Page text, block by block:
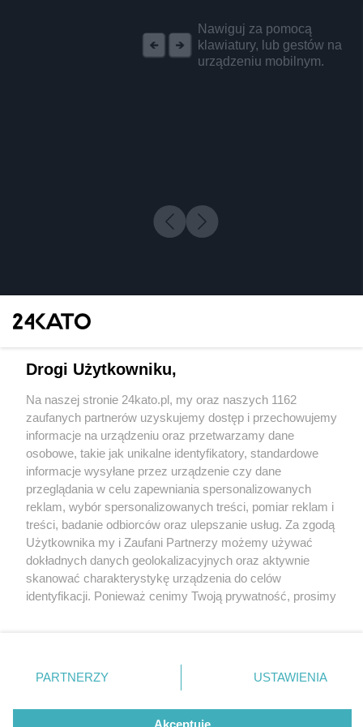
Nawiguj za pomocą
klawiatury, lub gestów na
urządzeniu mobilnym.
2 / 0
Wydawca mediów lokalnych
Nie zapomnij
zapoznać się z:
polityką prywatności regulamin korzystania z portali
Twojemiasto
Piekary Śląskie
Chorzów
Tarnowskie Góry
Gliwice
Skontakuj sięz nami
Kontakt
Wydawca
Redakcja
Drogi Użytkowniku,
Na naszej stronie 24kato.pl, my oraz naszych 1162
zaufanych partnerów uzyskujemy dostęp i przechowujemy
informacje na urządzeniu oraz przetwarzamy dane
osobowe, takie jak unikalne identyfikatory, standardowe
informacje wysyłane przez urządzenie czy dane
przeglądania w celu zapewniania spersonalizowanych
reklam, wybór spersonalizowanych treści, pomiar reklam i
treści, badanie odbiorców oraz ulepszanie usług. Za zgodą
Użytkownika my i Zaufani Partnerzy możemy używać
dokładnych danych geolokalizacyjnych oraz aktywnie
skanować charakterystykę urządzenia do celów
identyfikacji. Ponieważ cenimy Twoją prywatność, prosimy
prywatności znajdujący się w lewym dolnym rogu strony
. Niektóre rodzaje przetwarzania danych nie wymagają
zgody użytkownika, ale masz prawo sprzeciwić się
takiemu przetwarzaniu. Preferencje będą miały
PARTNERZY USTAWIENIA
Akceptuję